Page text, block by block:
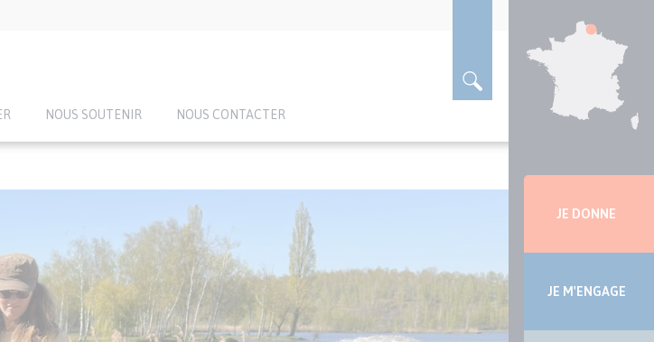
NOUS SOUTENIR NOUS CONTACTER
Menu
latéraleJE DONNE
JE M'ENGAGE